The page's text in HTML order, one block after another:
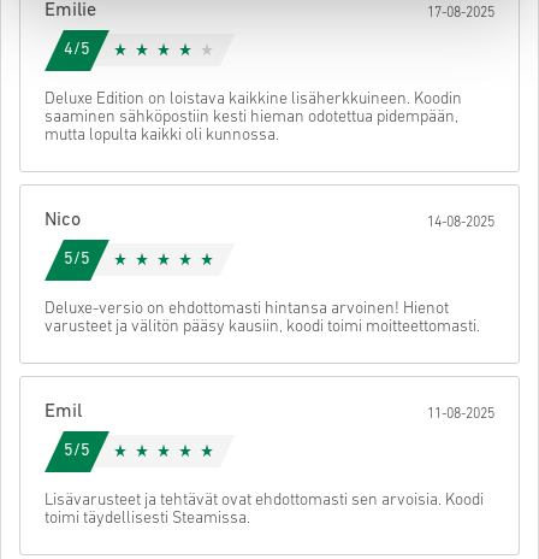
käyttöön.
Emilie 17-08-2025
4/5
Deluxe Edition on loistava kaikkine lisäherkkuineen. Koodin
saaminen sähköpostiin kesti hieman odotettua pidempään,
mutta lopulta kaikki oli kunnossa.
Nico 14-08-2025
5/5
Deluxe-versio on ehdottomasti hintansa arvoinen! Hienot
varusteet ja välitön pääsy kausiin, koodi toimi moitteettomasti.
Emil 11-08-2025
5/5
Lisävarusteet ja tehtävät ovat ehdottomasti sen arvoisia. Koodi
toimi täydellisesti Steamissa.